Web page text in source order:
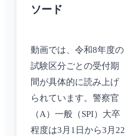
ソード
動画では、令和8年度の
試験区分ごとの受付期
間が具体的に読み上げ
られています。警察官
（A）一般（SPI）大卒
程度は3月1日から3月22